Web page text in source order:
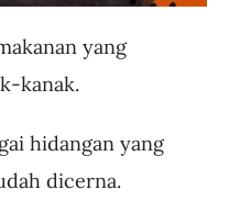
yang
kanak.
hidangan yang
dicerna.